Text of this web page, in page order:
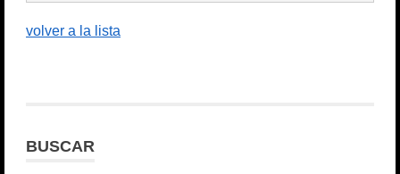
volver a la lista
BUSCAR